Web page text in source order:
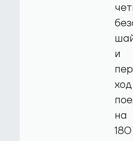
и
ход
на
180